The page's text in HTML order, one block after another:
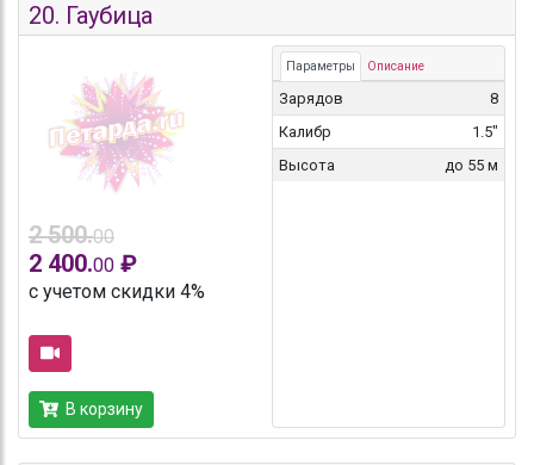
20. Гаубица
2 500.00
2 400.00 ₽
с учетом скидки 4%
В корзину
Параметры Описание
Зарядов
8
Калибр
1.5"
Высота
до 55 м